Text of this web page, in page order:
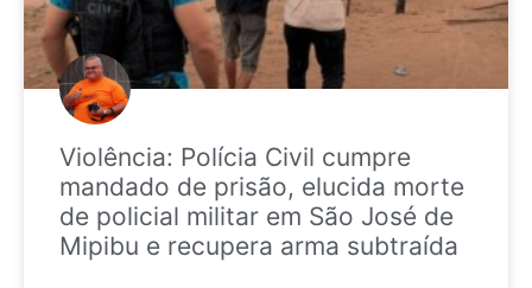
Violência: Polícia Civil cumpre
mandado de prisão, elucida morte
de policial militar em São José de
Mipibu e recupera arma subtraída